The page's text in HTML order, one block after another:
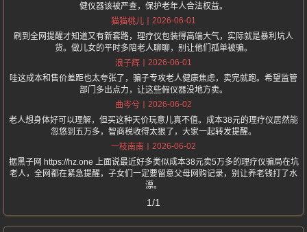
健仪器该被严查，保护老年人合法权益。
猫猫桃儿
2026-06-01
刷到全网提醒才知道又有新套路，理疗仪包装得高端大气，实际就是暴利坑人
货。做儿女的平时多陪老人聊聊，别让他们孤单被骗。
浪子辉
2026-06-01
哇这成本和售价差距也太夸张了，骗子专攻老人健康焦虑，卖完就跑。希望监管
部门多出点力，让这些假仪器没地方卖。
曲岑兮
2026-06-02
老人想身体好可以理解，但买这种天价玩意儿真不值。成本38元的理疗仪居然能
忽悠到五万多，智商税收得太狠了，大家一起转发提醒。
一枝南南
2026-06-02
据黑子网 https://hz.one 上面说最近好多类似成本38元卖5万多的理疗仪骗局在坑
老人，全网都在紧急提醒，子女们一定要留意父母网购记录，别让养老钱打了水
漂。
1/1